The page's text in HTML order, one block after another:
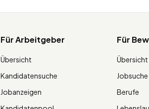
Für Arbeitgeber
Übersicht
Kandidatensuche
Jobanzeigen
Für
Übersicht
Jobsuche
Berufe